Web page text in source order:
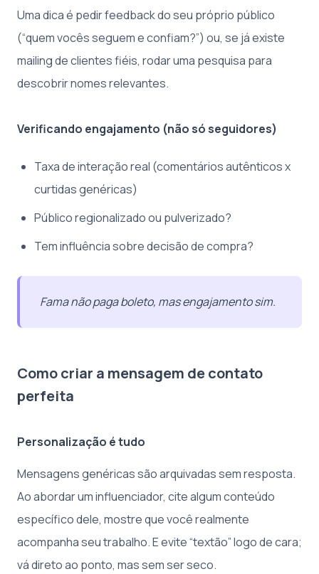
Uma dica é pedir feedback do seu próprio público
(“quem vocês seguem e confiam?”) ou, se já existe
mailing de clientes fiéis, rodar uma pesquisa para
descobrir nomes relevantes.
Verificando engajamento (não só seguidores)
Taxa de interação real (comentários autênticos x
curtidas genéricas)
Público regionalizado ou pulverizado?
Tem influência sobre decisão de compra?
Fama não paga boleto, mas engajamento sim.
Como criar a mensagem de contato
perfeita
Personalização é tudo
Mensagens genéricas são arquivadas sem resposta.
Ao abordar um influenciador, cite algum conteúdo
específico dele, mostre que você realmente
acompanha seu trabalho. E evite “textão” logo de cara;
vá direto ao ponto, mas sem ser seco.